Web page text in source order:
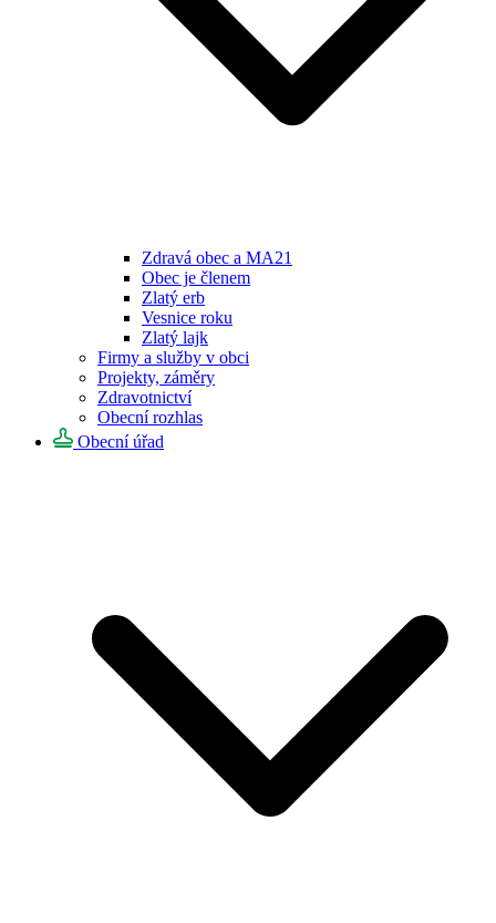
Zdravá obec a MA21
Obec je členem
Zlatý erb
Vesnice roku
Zlatý lajk
Firmy a služby v obci
Projekty, záměry
Zdravotnictví
Obecní rozhlas
Obecní úřad